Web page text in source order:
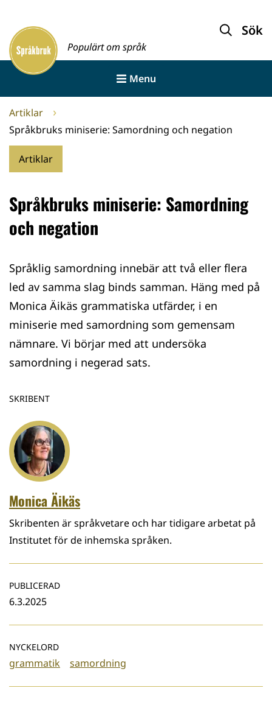
innehållet
Framsida
Populärt om språk
Sök
Menu
Artiklar
Språkbruks miniserie: Samordning och negation
Artiklar
Språkbruks miniserie: Samordning
och negation
Språklig samordning innebär att två eller flera
led av samma slag binds samman. Häng med på
Monica Äikäs grammatiska utfärder, i en
miniserie med samordning som gemensam
nämnare. Vi börjar med att undersöka
samordning i negerad sats.
SKRIBENT
Monica Äikäs
Skribenten är språkvetare och har tidigare arbetat på
Institutet för de inhemska språken.
PUBLICERAD
6.3.2025
NYCKELORD
grammatik samordning